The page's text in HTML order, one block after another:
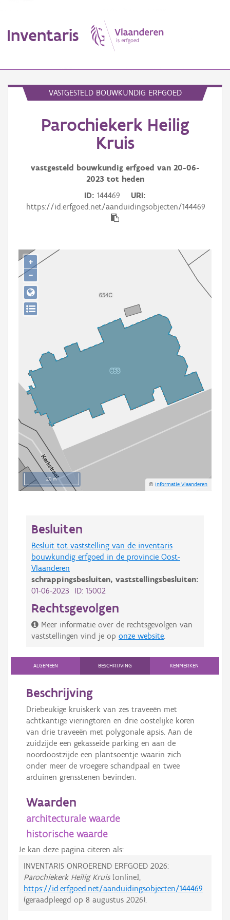
Inventaris
Erfgoedobject
Waarneming
Gebeurtenis
Downloads
Hergebruik
Aanmelden
VASTGESTELD BOUWKUNDIG ERFGOED
Parochiekerk Heilig
Kruis
vastgesteld bouwkundig erfgoed van 20-06-
2023 tot heden
ID 144469
URI
https://id.erfgoed.net/aanduidingsobjecten/144469
20 m
©Informatie Vlaanderen
+
−
Besluiten
Besluit tot vaststelling van de inventaris
bouwkundig erfgoed in de provincie Oost-
Vlaanderen
schrappingsbesluiten, vaststellingsbesluiten:
01-06-2023 ID: 15002
Rechtsgevolgen
Meer informatie over de rechtsgevolgen van
vaststellingen vind je op onze website
ALGEMEEN BESCHRIJVING KENMERKEN
Beschrijving
Driebeukige kruiskerk van zes traveeën met
achtkantige vieringtoren en drie oostelijke koren
van drie traveeën met polygonale apsis. Aan de
zuidzijde een gekasseide parking en aan de
noordoostzijde een plantsoentje waarin zich
onder meer de vroegere schandpaal en twee
arduinen grensstenen bevinden.
Waarden
architecturale waarde
historische waarde
Je kan deze pagina citeren als:
INVENTARIS ONROEREND ERFGOED 2026:
Parochiekerk Heilig Kruis[online],
https://id.erfgoed.net/aanduidingsobjecten/144469
(geraadpleegd op 8 augustus 2026).